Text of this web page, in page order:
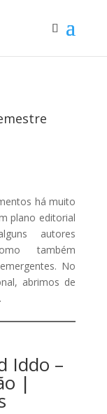
há muito
plano editorial
autores
também
No
abrimos de
Iddo –
|